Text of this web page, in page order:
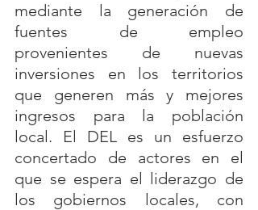
mediante la generación de
fuentes de empleo
provenientes de nuevas
inversiones en los territorios
que generen más y mejores
ingresos para la población
local. El DEL es un esfuerzo
concertado de actores en el
que se espera el liderazgo de
los gobiernos locales, con